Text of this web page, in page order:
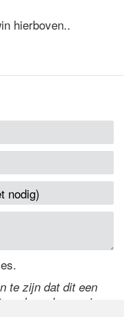
hierboven..
te zijn dat dit een
code over in